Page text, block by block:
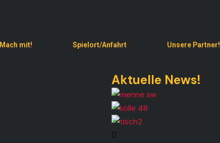
Mach mit! Spielort/Anfahrt Unsere Partner!
Aktuelle News!